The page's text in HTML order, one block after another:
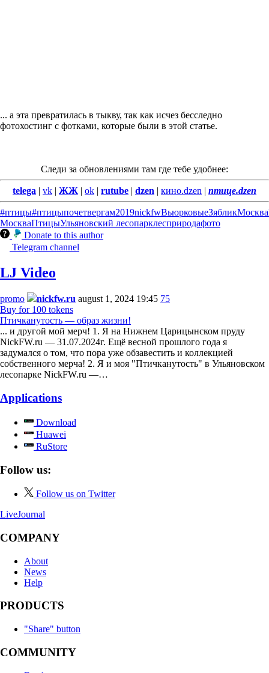
... а эта превратилась в тыкву, так как исчез бесследно
фотохостинг с фотками, которые были в этой статье.
Следи за обновлениями там где тебе удобнее:
telega | vk | ЖЖ | ok | rutube | dzen | кино.dzen | птице.dzen
#птицы#птицыпочетвергам2019nickfwВьюрковыеЗябликМосква
МоскваПтицыУльяновский лесопарклесприродафото
Donate to this author
Telegram channel
LJ Video
promo nickfw.ru august 1, 2024 19:45 75
Buy for 100 tokens
Птичканутость — образ жизни!
... и другой мой мерч! 1. Я на Нижнем Царицынском пруду
NickFW.ru — 31.07.2024г. Ещё весной прошлого года я
задумался о том, что пора уже обзавестить и коллекцией
собственного мерча! 2. Я и моя "Птичканутость" в Ульяновском
лесопарке NickFW.ru —…
Applications
Download
Huawei
RuStore
Follow us:
Follow us on Twitter
LiveJournal
COMPANY
About
News
Help
PRODUCTS
"Share" button
COMMUNITY